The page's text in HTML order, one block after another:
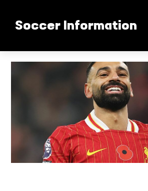
Soccer Information